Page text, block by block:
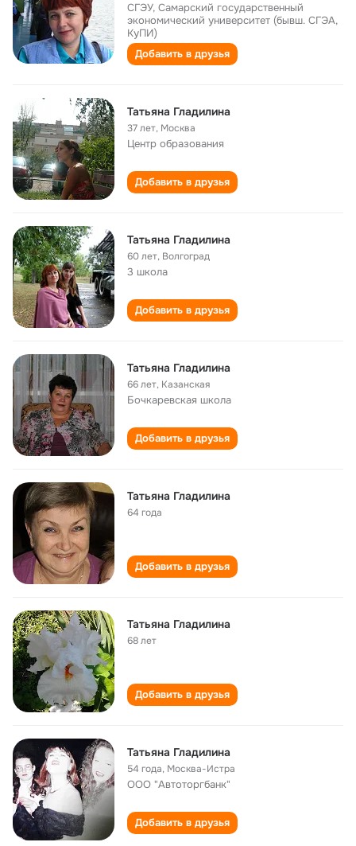
СГЭУ, Самарский государственный
экономический университет (бывш. СГЭА,
КуПИ)
Добавить в друзья
Татьяна Гладилина
37 лет, Москва
Центр образования
Добавить в друзья
Татьяна Гладилина
60 лет, Волгоград
3 школа
Добавить в друзья
Татьяна Гладилина
66 лет, Казанская
Бочкаревская школа
Добавить в друзья
Татьяна Гладилина
64 года
Добавить в друзья
Татьяна Гладилина
68 лет
Добавить в друзья
Татьяна Гладилина
54 года, Москва-Истра
ООО "Автоторгбанк"
Добавить в друзья